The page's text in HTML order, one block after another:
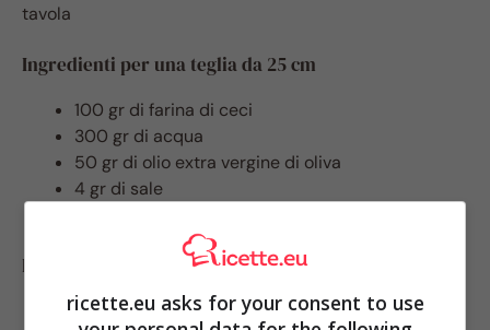
tavola
Ingredienti per una teglia da 25 cm
100 gr di farina di ceci
300 gr di acqua
50 gr di olio extra vergine di oliva
4 gr di sale
Preparazione
ricette.eu asks for your consent to use